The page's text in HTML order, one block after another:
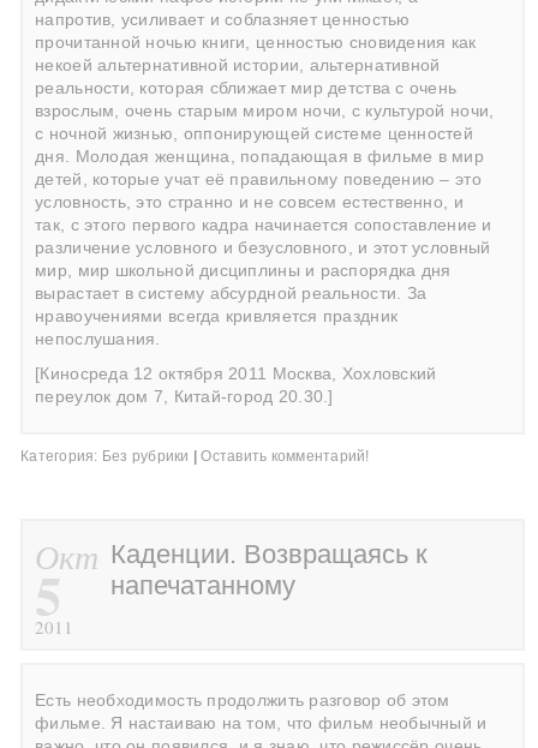
напротив, усиливает и соблазняет ценностью
прочитанной ночью книги, ценностью сновидения как
некоей альтернативной истории, альтернативной
реальности, которая сближает мир детства с очень
взрослым, очень старым миром ночи, с культурой ночи,
с ночной жизнью, оппонирующей системе ценностей
дня. Молодая женщина, попадающая в фильме в мир
детей, которые учат её правильному поведению – это
условность, это странно и не совсем естественно, и
так, с этого первого кадра начинается сопоставление и
различение условного и безусловного, и этот условный
мир, мир школьной дисциплины и распорядка дня
вырастает в систему абсурдной реальности. За
нравоучениями всегда кривляется праздник
непослушания.
[Киносреда 12 октября 2011 Москва, Хохловский
переулок дом 7, Китай-город 20.30.]
Категория: Без рубрики Оставить комментарий!
Окт
5
2011
Каденции. Возвращаясь к
напечатанному
Есть необходимость продолжить разговор об этом
фильме. Я настаиваю на том, что фильм необычный и